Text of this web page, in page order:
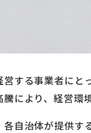
する事業者にと
により、経営環
各自治体が提供す